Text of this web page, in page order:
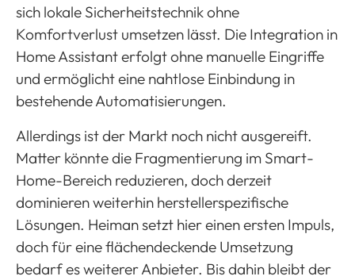
sich lokale Sicherheitstechnik ohne
Komfortverlust umsetzen lässt. Die Integration in
Home Assistant erfolgt ohne manuelle Eingriffe
und ermöglicht eine nahtlose Einbindung in
bestehende Automatisierungen.
Allerdings ist der Markt noch nicht ausgereift.
Matter könnte die Fragmentierung im Smart-
Home-Bereich reduzieren, doch derzeit
dominieren weiterhin herstellerspezifische
Lösungen. Heiman setzt hier einen ersten Impuls,
doch für eine flächendeckende Umsetzung
bedarf es weiterer Anbieter. Bis dahin bleibt der